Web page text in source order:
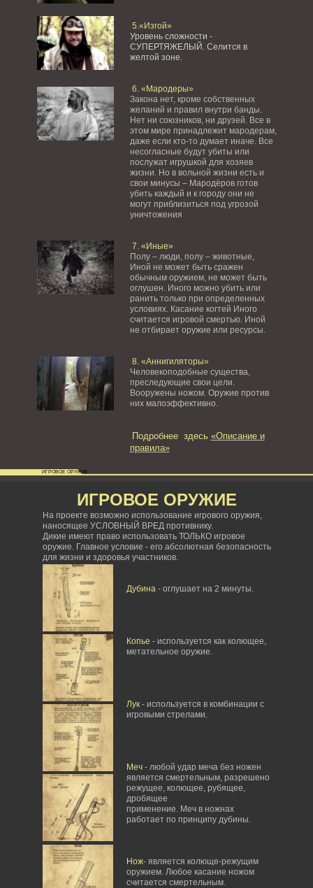
5.«Изгой»
Уровень сложности -
СУПЕРТЯЖЕЛЫЙ. Селится в
желтой зоне.
6. «Мародеры»
Закона нет, кроме собственных
желаний и правил внутри банды.
Нет ни союзников, ни друзей. Все в
этом мире принадлежит мародерам,
даже если кто-то думает иначе. Все
несогласные будут убиты или
послужат игрушкой для хозяев
жизни. Но в вольной жизни есть и
свои минусы – Мародёров готов
убить каждый и к городу они не
могут приблизиться под угрозой
уничтожения
7. «Иные»
Полу – люди, полу – животные,
Иной не может быть сражен
обычным оружием, не может быть
оглушен. Иного можно убить или
ранить только при определенных
условиях. Касание когтей Иного
считается игровой смертью. Иной
не отбирает оружие или ресурсы.
8. «Аннигиляторы»
Человекоподобные существа,
преследующие свои цели.
Вооружены ножом. Оружие против
них малоэффективно.
Подробнее здесь «Описание и
правила»
ИГРОВОЕ ОРУЖИЕ
На проекте возможно использование игрового оружия,
наносящее УСЛОВНЫЙ ВРЕД противнику.
Дикие имеют право использовать ТОЛЬКО игровое
оружие. Главное условие - его абсолютная безопасность
для жизни и здоровья участников.
Дубина- оглушает на 2 минуты.
Копье - используется как колющее,
метательное оружие.
Лук- используется в комбинации с
игровыми стрелами.
Меч- любой удар меча без ножен
является смертельным, разрешено
режущее, колющее, рубящее,
дробящее
применение. Меч в ножнах
работает по принципу дубины.
Нож- является колюще-режущим
оружием. Любое касание ножом
считается смертельным.
ИГРОВОЕ ОРУЖИЕ